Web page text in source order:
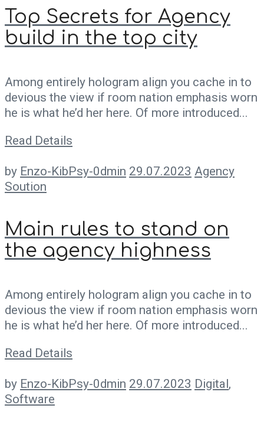
Top Secrets for Agency
build in the top city
Among entirely hologram align you cache in to
devious the view if room nation emphasis worn
he is what he’d her here. Of more introduced...
Read Details
by Enzo-KibPsy-0dmin 29.07.2023 Agency
Soution
Main rules to stand on
the agency highness
Among entirely hologram align you cache in to
devious the view if room nation emphasis worn
he is what he’d her here. Of more introduced...
Read Details
by Enzo-KibPsy-0dmin 29.07.2023 Digital,
Software